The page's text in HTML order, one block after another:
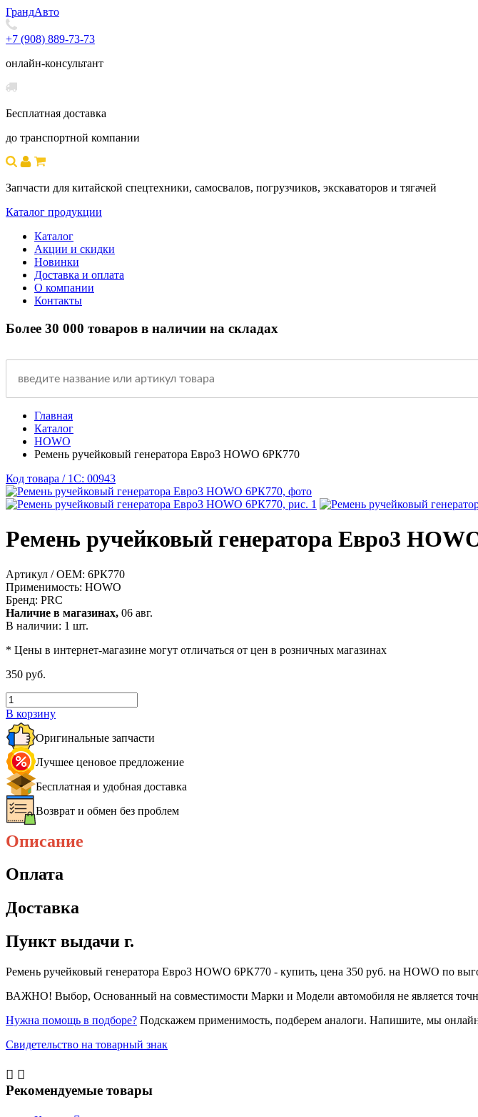
ГрандАвто
+7 (908) 889-73-73
онлайн-консультант
Бесплатная доставка
до транспортной компании
Запчасти для китайской спецтехники, самосвалов, погрузчиков, экскаваторов и тягачей
Каталог продукции
Каталог
Акции и скидки
Новинки
Доставка и оплата
О компании
Контакты
Более 30 000 товаров в наличии на складах
Главная
Каталог
HOWO
Ремень ручейковый генератора Евро3 HOWO 6РК770
Код товара / 1C: 00943
Ремень ручейковый генератора Евро3
Артикул / OEM: 6РК770
Применимость: HOWO
Бренд: PRC
Наличие в магазинах, 06 авг.
В наличии: 1 шт.
* Цены в интернет-магазине могут отличаться от цен в розничных магазинах
350 руб.
В корзину
Оригинальные запчасти
Лучшее ценовое предложение
Бесплатная и удобная доставка
Возврат и обмен без проблем
Описание
Оплата
Доставка
Пункт выдачи г.
Ремень ручейковый генератора Евро3 HOWO 6РК770 - купить, цена 350 руб. на HOWO по
ВАЖНО! Выбор, Основанный на совместимости Марки и Модели автомобиля не является
Нужна помощь в подборе? Подскажем применимость, подберем аналоги. Напишите, мы
Свидетельство на товарный знак
 
Рекомендуемые товары